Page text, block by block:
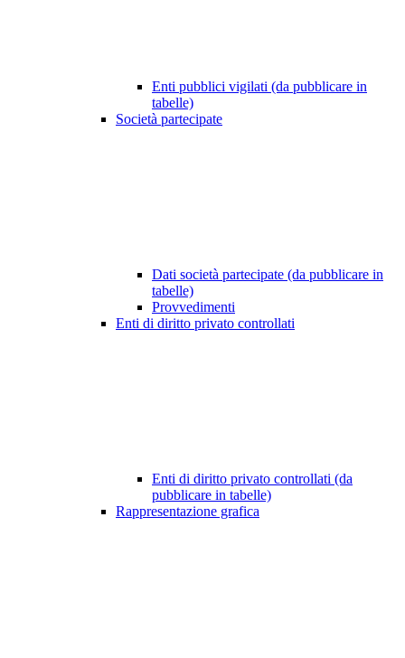
Enti pubblici vigilati (da pubblicare in
tabelle)
Società partecipate
Dati società partecipate (da pubblicare in
tabelle)
Provvedimenti
Enti di diritto privato controllati
Enti di diritto privato controllati (da
pubblicare in tabelle)
Rappresentazione grafica